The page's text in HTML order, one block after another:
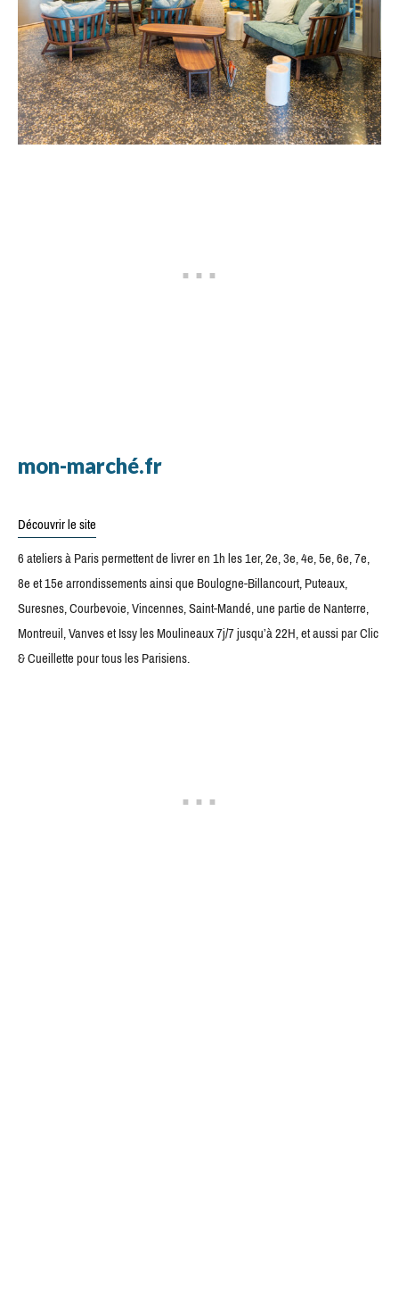
mon-marché.fr
Découvrir le site
6 ateliers à Paris permettent de livrer en 1h les 1er, 2e, 3e, 4e, 5e, 6e, 7e,
8e et 15e arrondissements ainsi que Boulogne-Billancourt, Puteaux,
Suresnes, Courbevoie, Vincennes, Saint-Mandé, une partie de Nanterre,
Montreuil, Vanves et Issy les Moulineaux 7j/7 jusqu’à 22H, et aussi par Clic
& Cueillette pour tous les Parisiens.